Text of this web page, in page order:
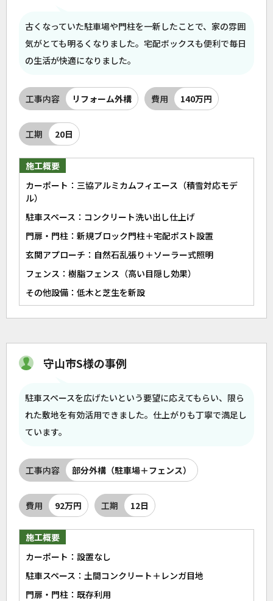
古くなっていた駐車場や門柱を一新したことで、家の雰囲
気がとても明るくなりました。宅配ボックスも便利で毎日
の生活が快適になりました。
工事内容 リフォーム外構 費用 140万円
工期 20日
施工概要
カーポート：三協アルミカムフィエース（積雪対応モデ
ル）
駐車スペース：コンクリート洗い出し仕上げ
門扉・門柱：新規ブロック門柱＋宅配ポスト設置
玄関アプローチ：自然石乱張り＋ソーラー式照明
フェンス：樹脂フェンス（高い目隠し効果）
その他設備：低木と芝生を新設
守山市S様の事例
駐車スペースを広げたいという要望に応えてもらい、限ら
れた敷地を有効活用できました。仕上がりも丁寧で満足し
ています。
工事内容 部分外構（駐車場＋フェンス）
費用 92万円 工期 12日
施工概要
カーポート：設置なし
駐車スペース：土間コンクリート＋レンガ目地
門扉・門柱：既存利用